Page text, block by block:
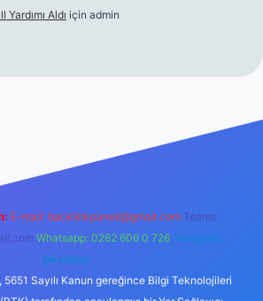
Aldı için admin
hiltonbet yeni giriş
E-mail: backlinkpaneli@gmail.com Teams:
Whatsapp: 0262 606 0 726 Telegram:
@karabul
5651 Sayılı Kanun gereğince Bilgi Teknolojileri